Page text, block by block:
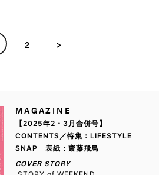
2 >
MAGAZINE
【2025年2・3月合併号】
CONTENTS／特集：LIFESTYLE
SNAP 表紙：齋藤飛鳥
COVER STORY